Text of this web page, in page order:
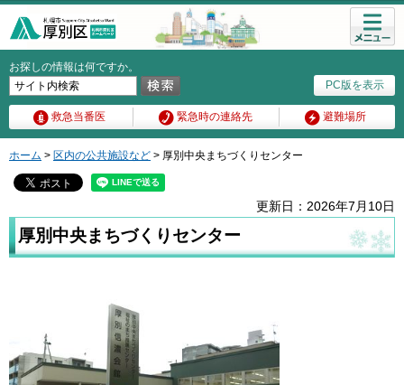
PC版を表示
お探しの情報は何ですか。
救急当番医 緊急時の連絡先 避難場所
メニュ
ー
ホーム > 区内の公共施設など > 厚別中央まちづくりセンター
更新日：2026年7月10日
厚別中央まちづくりセンター